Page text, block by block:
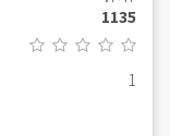
1135
1